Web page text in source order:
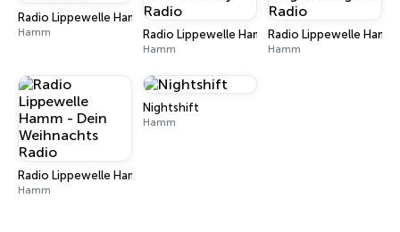
Radio Lippewelle Hamm - Dein Love Radio
Hamm Radio Lippewelle Hamm - Dein New Country
Hamm
Radio Lippewelle
Hamm
Radio Lippewelle Hamm - Dein Weihnachts Radio
Hamm
Nightshift
Hamm